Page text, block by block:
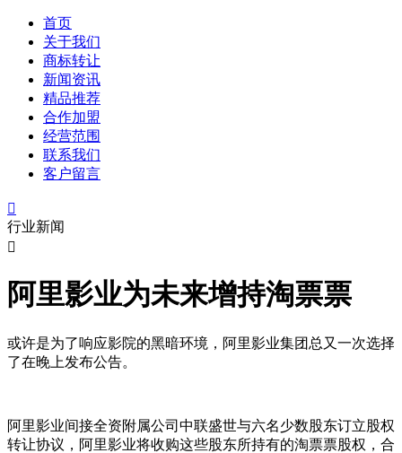
首页
关于我们
商标转让
新闻资讯
精品推荐
合作加盟
经营范围
联系我们
客户留言

行业新闻

阿里影业为未来增持淘票票
或许是为了响应影院的黑暗环境，阿里影业集团总又一次选择
了在晚上发布公告。
阿里影业间接全资附属公司中联盛世与六名少数股东订立股权
转让协议，阿里影业将收购这些股东所持有的淘票票股权，合